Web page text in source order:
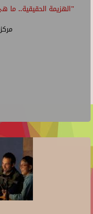
"الهزيمة الحقيقية.. ما